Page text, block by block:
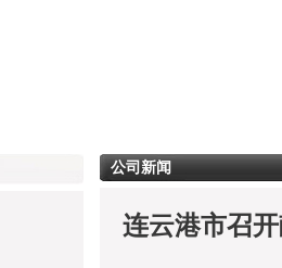
公司新闻
连云港市召